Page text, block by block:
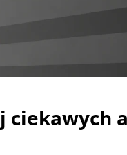
ciekawych